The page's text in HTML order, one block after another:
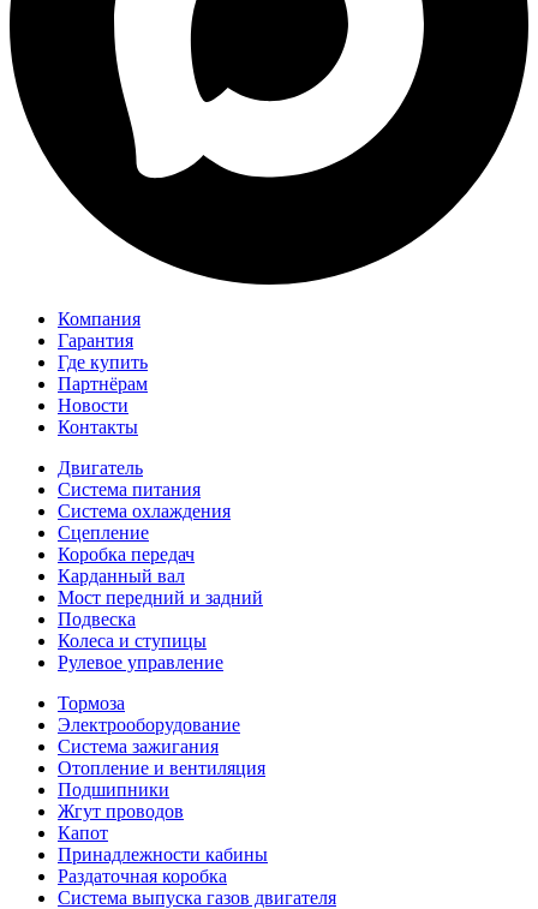
Компания
Гарантия
Где купить
Партнёрам
Новости
Контакты
Двигатель
Система питания
Система охлаждения
Сцепление
Коробка передач
Карданный вал
Мост передний и задний
Подвеска
Колеса и ступицы
Рулевое управление
Тормоза
Электрооборудование
Система зажигания
Отопление и вентиляция
Подшипники
Жгут проводов
Капот
Принадлежности кабины
Раздаточная коробка
Система выпуска газов двигателя